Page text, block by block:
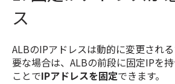
ス
ALBのIPアドレスは動的に変更され
要な場合は、ALBの前段に固定IPを
ことでIPアドレスを固定できます。